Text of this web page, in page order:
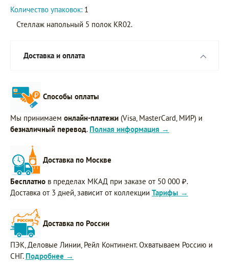
Количество упаковок: 1
Стеллаж напольный 5 полок KR02.
Доставка и оплата
Способы оплаты
Мы принимаем онлайн-платежи (Visa, MasterCard, МИР) и
безналичный перевод. Полная информация →
Доставка по Москве
Бесплатно в пределах МКАД при заказе от 50 000 ₽.
Доставка от 3 дней, зависит от коллекции Тарифы →
Доставка по России
ПЭК, Деловые Линии, Рейл Континент. Охватываем Россию и
СНГ. Подробнее →